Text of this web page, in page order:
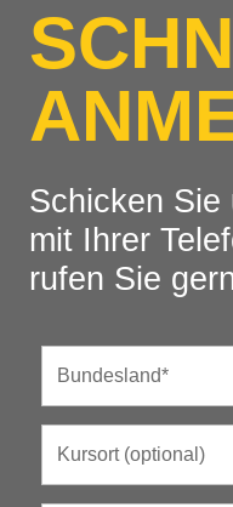
Schicken Sie
mit Ihrer
rufen Sie